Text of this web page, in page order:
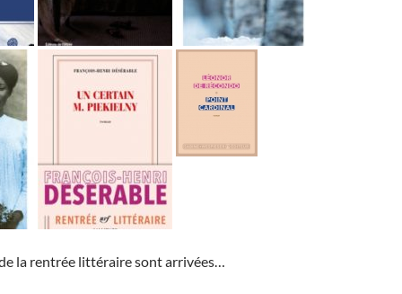
la rentrée littéraire sont arrivées…